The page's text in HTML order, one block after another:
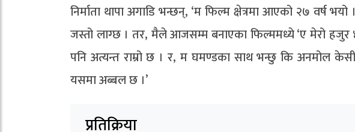
निर्माता थापा अगाडि भन्छन्, ‘म फिल्म क्षेत्रमा आएको २७ वर्ष
जस्तो लाग्छ । तर, मैले आजसम्म बनाएका फिल्ममध्ये ‘ए मेरो
पनि अत्यन्त राम्रो छ । र, म घमण्डका साथ भन्छु कि अनमोल
यसमा अब्बल छ ।’
प्रतिक्रिया